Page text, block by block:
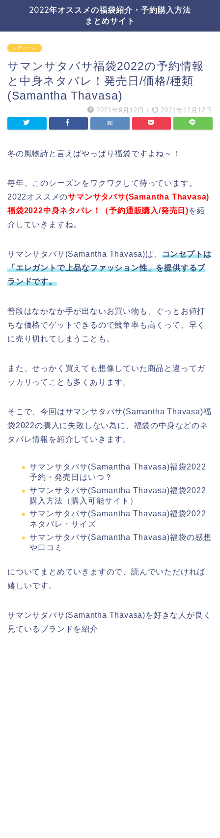
2022年オススメの福袋紹介・予約購入方法
まとめサイト
レディース
サマンサタバサ福袋2022の予約情報
と中身ネタバレ！発売日/価格/種類
(Samantha Thavasa)
2021年9月12日 / 2021年12月12日
冬の風物詩と言えばやっぱり福袋ですよね～！
毎年、このシーズンをワクワクして待っています。
2022オススメのサマンサタバサ(Samantha Thavasa)
福袋2022中身ネタバレ！（予約通販購入/発売日)を紹
介していきますね。
サマンサタバサ(Samantha Thavasa)は、 コンセプトは
「エレガントで上品なファッション性」を提供するブ
ランドです。
普段はなかなか手が出ないお買い物も、ぐっとお値打
ちな価格でゲットできるので競争率も高くって、早く
に売り切れてしまうことも。
また、せっかく買えても想像していた商品と違ってガ
ッカリってことも多くあります。
そこで、今回はサマンサタバサ(Samantha Thavasa)福
袋2022の購入に失敗しない為に、福袋の中身などのネ
タバレ情報を紹介していきます。
サマンサタバサ(Samantha Thavasa)福袋2022
予約・発売日はいつ？
サマンサタバサ(Samantha Thavasa)福袋2022
購入方法（購入可能サイト）
サマンサタバサ(Samantha Thavasa)福袋2022
ネタバレ・サイズ
サマンサタバサ(Samantha Thavasa)福袋の感想
や口コミ
についてまとめていきますので、読んでいただければ
嬉しいです。
サマンサタバサ(Samantha Thavasa)を好きな人が良く
見ているブランドを紹介